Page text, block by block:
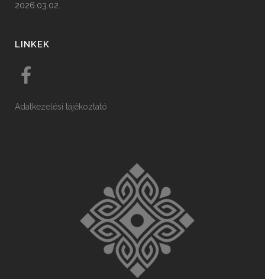
2026.03.02.
LINKEK
Adatkezelési tájékoztató